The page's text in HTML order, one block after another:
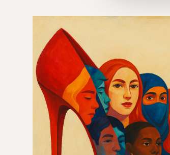
s
e
n
o